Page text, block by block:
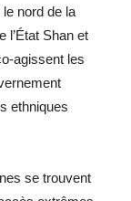
nord de la
l’État Shan et
agissent les
ethniques
se trouvent